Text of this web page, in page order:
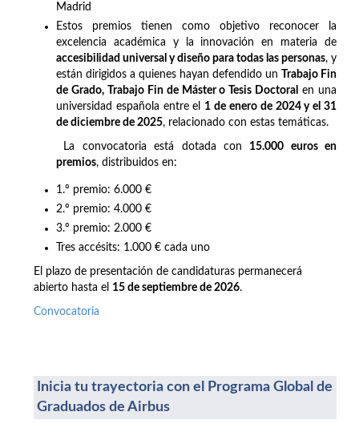
Madrid
Estos premios tienen como objetivo reconocer la
excelencia académica y la innovación en materia de
accesibilidad universal y diseño para todas las personas, y
están dirigidos a quienes hayan defendido un Trabajo Fin
de Grado, Trabajo Fin de Máster o Tesis Doctoral en una
universidad española entre el 1 de enero de 2024 y el 31
de diciembre de 2025, relacionado con estas temáticas.
La convocatoria está dotada con 15.000 euros en
premios, distribuidos en:
1.º premio: 6.000 €
2.º premio: 4.000 €
3.º premio: 2.000 €
Tres accésits: 1.000 € cada uno
El plazo de presentación de candidaturas permanecerá
abierto hasta el 15 de septiembre de 2026.
Convocatoria
Inicia tu trayectoria con el Programa Global de
Graduados de Airbus